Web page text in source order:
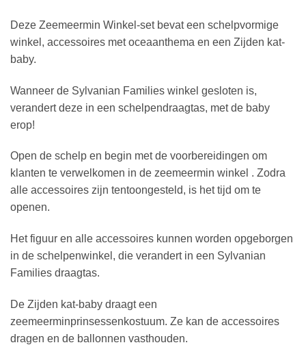
Deze Zeemeermin Winkel-set bevat een schelpvormige
winkel, accessoires met oceaanthema en een Zijden kat-
baby.
Wanneer de Sylvanian Families winkel gesloten is,
verandert deze in een schelpendraagtas, met de baby
erop!
Open de schelp en begin met de voorbereidingen om
klanten te verwelkomen in de zeemeermin winkel . Zodra
alle accessoires zijn tentoongesteld, is het tijd om te
openen.
Het figuur en alle accessoires kunnen worden opgeborgen
in de schelpenwinkel, die verandert in een Sylvanian
Families draagtas.
De Zijden kat-baby draagt een
zeemeerminprinsessenkostuum. Ze kan de accessoires
dragen en de ballonnen vasthouden.